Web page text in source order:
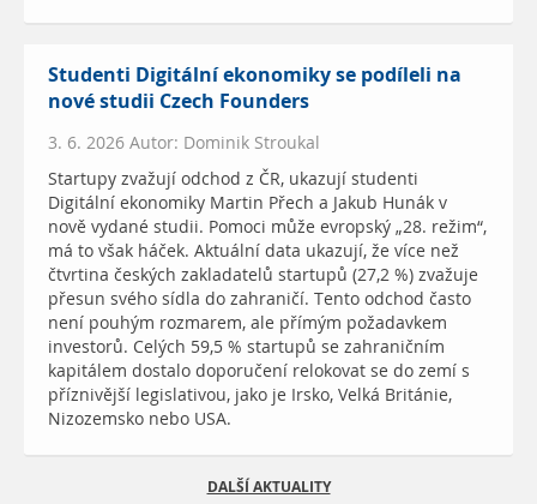
Studenti Digitální ekonomiky se podíleli na
nové studii Czech Founders
3. 6. 2026 Autor: Dominik Stroukal
Startupy zvažují odchod z ČR, ukazují studenti
Digitální ekonomiky Martin Přech a Jakub Hunák v
nově vydané studii. Pomoci může evropský „28. režim“,
má to však háček. Aktuální data ukazují, že více než
čtvrtina českých zakladatelů startupů (27,2 %) zvažuje
přesun svého sídla do zahraničí. Tento odchod často
není pouhým rozmarem, ale přímým požadavkem
investorů. Celých 59,5 % startupů se zahraničním
kapitálem dostalo doporučení relokovat se do zemí s
příznivější legislativou, jako je Irsko, Velká Británie,
Nizozemsko nebo USA.
DALŠÍ AKTUALITY